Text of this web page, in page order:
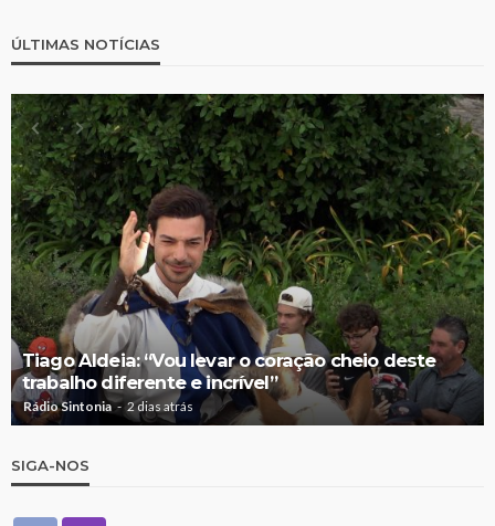
ÚLTIMAS NOTÍCIAS
Tiago Aldeia: “Vou levar o coração cheio deste
trabalho diferente e incrível”
Rádio Sintonia 2 dias atrás
SIGA-NOS